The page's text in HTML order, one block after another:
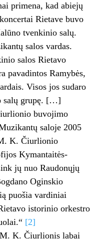
primena, kad abiejų
Rietave buvo
tvenkinio salų.
salos vardas.
salos Rietavo
pavadintos Ramybės,
Visos jos sudaro
salų grupę. […]
buvojimo
saloje 2005
K. Čiurlionio
Kymantaitės-
jų nuo Raudonųjų
Oginskio
puošia vardiniai
istorinio orkestro
[2]
K. Čiurlionis labai